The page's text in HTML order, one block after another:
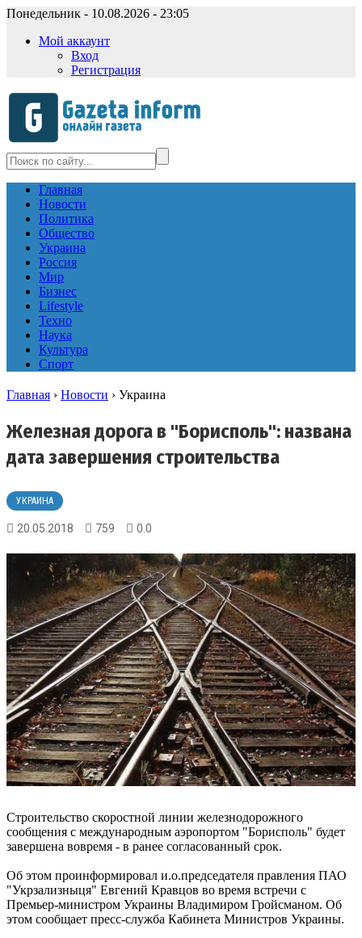
Понедельник - 10.08.2026 - 23:05
Мой аккаунт
Вход
Регистрация
Главная
Новости
Политика
Общество
Украина
Россия
Мир
Бизнес
Lifestyle
Техно
Наука
Культура
Спорт
Главная › Новости › Украина
Железная дорога в "Борисполь": названа
дата завершения строительства
УКРАИНА
20.05.2018 759 0.0
Строительство скоростной линии железнодорожного
сообщения с международным аэропортом "Борисполь" будет
завершена вовремя - в ранее согласованный срок.
Об этом проинформировал и.о.председателя правления ПАО
"Укрзализныця" Евгений Кравцов во время встречи с
Премьер-министром Украины Владимиром Гройсманом. Об
этом сообщает пресс-служба Кабинета Министров Украины.